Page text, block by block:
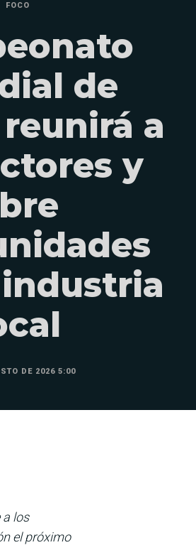
FOCO
de
a
y
DE 2026 5:00
a los
el próximo